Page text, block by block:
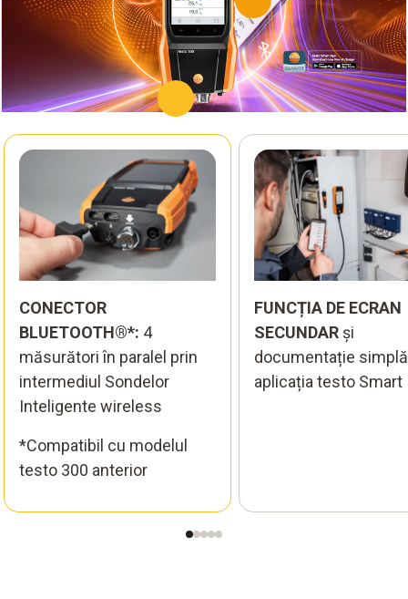
CONECTOR
BLUETOOTH®*: 4
măsurători în paralel prin
intermediul Sondelor
Inteligente wireless
*Compatibil cu modelul
testo 300 anterior
FUNCȚIA DE ECRAN
SECUNDAR și
documentație
aplicația testo Smart